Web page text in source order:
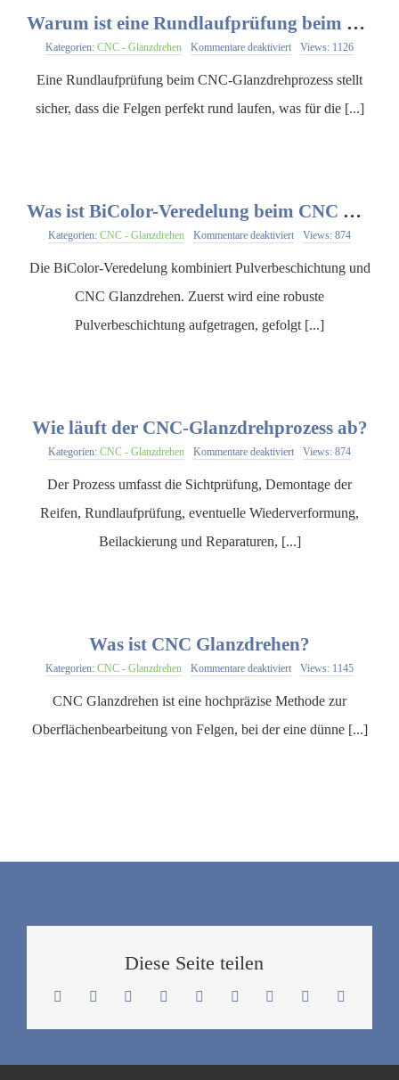
Warum ist eine Rundlaufprüfung beim CNC Glanzdrehen wichtig?
Kategorien: CNC - Glanzdrehen Kommentare deaktiviertfür
eine
beim
Views: 1126
Eine Rundlaufprüfung beim CNC-Glanzdrehprozess stellt
sicher, dass die Felgen perfekt rund laufen, was für die [...]
Was ist BiColor-Veredelung beim CNC Glanzdrehen?
Kategorien: CNC - Glanzdrehen Kommentare deaktiviertfür
ist
BiColor-
beim
Glanzdrehen?
Views: 874
Die BiColor-Veredelung kombiniert Pulverbeschichtung und
CNC Glanzdrehen. Zuerst wird eine robuste
Pulverbeschichtung aufgetragen, gefolgt [...]
Wie läuft der CNC-Glanzdrehprozess ab?
Kategorien: CNC - Glanzdrehen Kommentare deaktiviertfür
läuft
der
Glanzdrehprozess
Views: 874
Der Prozess umfasst die Sichtprüfung, Demontage der
Reifen, Rundlaufprüfung, eventuelle Wiederverformung,
Beilackierung und Reparaturen, [...]
Was ist CNC Glanzdrehen?
Kategorien: CNC - Glanzdrehen Kommentare deaktiviertfür
ist
CNC
Views: 1145
CNC Glanzdrehen ist eine hochpräzise Methode zur
Oberflächenbearbeitung von Felgen, bei der eine dünne [...]
Diese Seite teilen